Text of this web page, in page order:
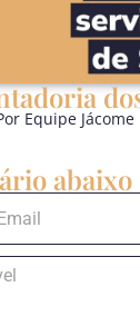
Equipe Jácome